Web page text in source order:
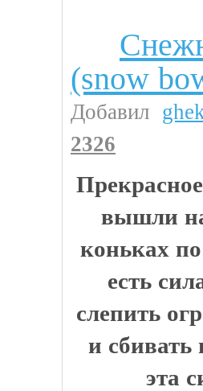
(snow
Добавил
2326
вышли
коньках
есть
слепить
и
эта